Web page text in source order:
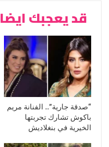
قد يعجبك ايضا
“صدقة جارية”.. الفنانة مريم
باكوش تشارك تجربتها
الخيرية في بنغلاديش